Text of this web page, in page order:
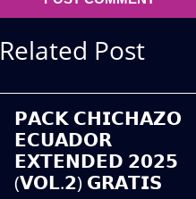
Related Post
𝗣𝗔𝗖𝗞 𝗖𝗛𝗜𝗖𝗛𝗔𝗭𝗢
𝗘𝗖𝗨𝗔𝗗𝗢𝗥
𝗘𝗫𝗧𝗘𝗡𝗗𝗘𝗗 𝟮𝟬𝟮𝟱
(𝗩𝗢𝗟.𝟮) 𝗚𝗥𝗔𝗧𝗜𝗦